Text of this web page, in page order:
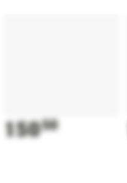
15050